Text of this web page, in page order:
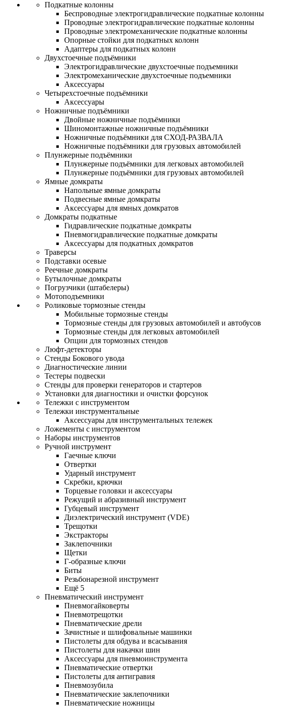
Подкатные колонны
Беспроводные электрогидравлические подкатные колонны
Проводные электрогидравлические подкатные колонны
Проводные электромеханические подкатные колонны
Опорные стойки для подкатных колонн
Адаптеры для подкатных колонн
Двухстоечные подъёмники
Электрогидравлические двухстоечные подъемники
Электромеханические двухстоечные подъемники
Аксессуары
Четырехстоечные подъёмники
Аксессуары
Ножничные подъёмники
Двойные ножничные подъёмники
Шиномонтажные ножничные подъёмники
Ножничные подъёмники для СХОД-РАЗВАЛА
Ножничные подъёмники для грузовых автомобилей
Плунжерные подъёмники
Плунжерные подъёмники для легковых автомобилей
Плунжерные подъёмники для грузовых автомобилей
Ямные домкраты
Напольные ямные домкраты
Подвесные ямные домкраты
Аксессуары для ямных домкратов
Домкраты подкатные
Гидравлические подкатные домкраты
Пневмогидравлические подкатные домкраты
Аксессуары для подкатных домкратов
Траверсы
Подставки осевые
Реечные домкраты
Бутылочные домкраты
Погрузчики (штабелеры)
Мотоподъемники
Роликовые тормозные стенды
Мобильные тормозные стенды
Тормозные стенды для грузовых автомобилей и автобусов
Тормозные стенды для легковых автомобилей
Опции для тормозных стендов
Люфт-детекторы
Стенды Бокового увода
Диагностические линии
Тестеры подвески
Стенды для проверки генераторов и стартеров
Установки для диагностики и очистки форсунок
Тележки с инструментом
Тележки инструментальные
Аксессуары для инструментальных тележек
Ложементы с инструментом
Наборы инструментов
Ручной инструмент
Гаечные ключи
Отвертки
Ударный инструмент
Скребки, крючки
Торцевые головки и аксессуары
Режущий и абразивный инструмент
Губцевый инструмент
Диэлектрический инструмент (VDE)
Трещотки
Экстракторы
Заклепочники
Щетки
Г-образные ключи
Биты
Резьбонарезной инструмент
Ещё 5
Пневматический инструмент
Пневмогайковерты
Пневмотрещотки
Пневматические дрели
Зачистные и шлифовальные машинки
Пистолеты для обдува и всасывания
Пистолеты для накачки шин
Аксессуары для пневмоинструмента
Пневматические отвертки
Пистолеты для антигравия
Пневмозубила
Пневматические заклепочники
Пневматические ножницы